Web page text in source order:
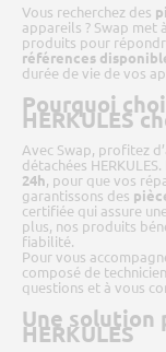
Vous recherchez des
appareils ? Swap
produits pour
références
durée de vie de vos
Pourquoi
HERKULES
Avec Swap, profitez
détachées
24h, pour que vos
garantissons des
certifiée qui assure
plus, nos produits
fiabilité.
Pour vous
composé de
questions et à vous
Une solution
HERKULES